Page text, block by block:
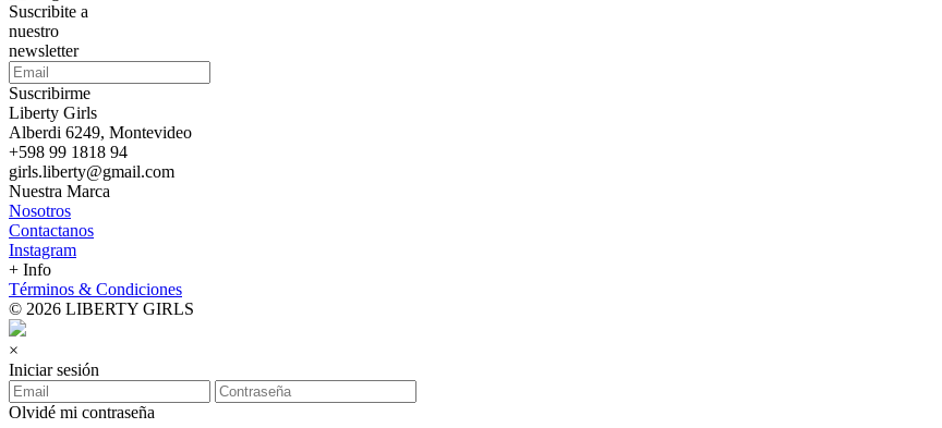
Suscribite a
nuestro
newsletter
Suscribirme
Liberty Girls
Alberdi 6249, Montevideo
+598 99 1818 94
girls.liberty@gmail.com
Nuestra Marca
Nosotros
Contactanos
Instagram
+ Info
Términos & Condiciones
© 2026 LIBERTY GIRLS
×
Iniciar sesión
Olvidé mi contraseña